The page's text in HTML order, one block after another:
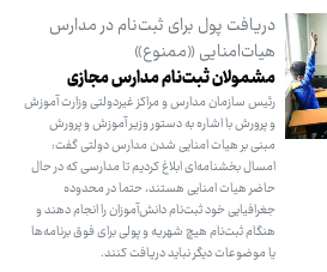
دریافت پول برای ثبت‌نام در مدارس
هیات‌امنایی «ممنوع»
مشمولان ثبت‌نام مدارس مجازی
رئیس سازمان مدارس و مراکز غیردولتی وزارت آموزش
و پرورش با اشاره به دستور وزیر آموزش و پرورش
مبنی بر هیات امنایی شدن مدارس دولتی گفت:
امسال بخشنامه‌ای ابلاغ کردیم تا مدارسی که در حال
حاضر هیات امنایی هستند، حتما در محدوده
جغرافیایی خود ثبت‌نام دانش‌آموزان را انجام دهند و
هنگام ثبت‌نام هیچ شهریه و پولی برای فوق برنامه‌ها
یا موضوعات دیگر نباید دریافت کنند.